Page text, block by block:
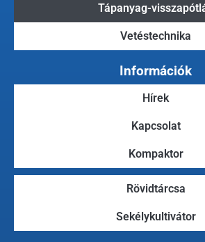
Tápanyag-
Vetéstechnika
Információk
Hírek
Kapcsolat
Kompaktor
Rövidtárcsa
Sekélykultivátor